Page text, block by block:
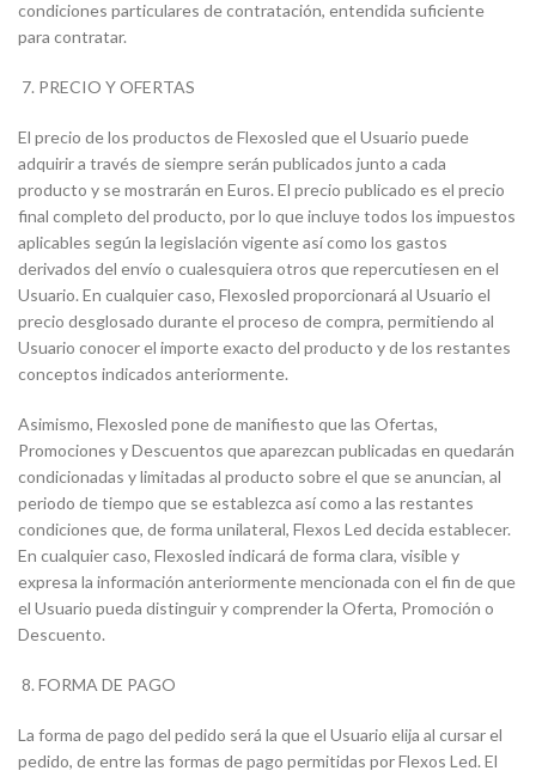
condiciones particulares de contratación, entendida suficiente
para contratar.
PRECIO Y OFERTAS
El precio de los productos de Flexosled que el Usuario puede
adquirir a través de siempre serán publicados junto a cada
producto y se mostrarán en Euros. El precio publicado es el precio
final completo del producto, por lo que incluye todos los impuestos
aplicables según la legislación vigente así como los gastos
derivados del envío o cualesquiera otros que repercutiesen en el
Usuario. En cualquier caso, Flexosled proporcionará al Usuario el
precio desglosado durante el proceso de compra, permitiendo al
Usuario conocer el importe exacto del producto y de los restantes
conceptos indicados anteriormente.
Asimismo, Flexosled pone de manifiesto que las Ofertas,
Promociones y Descuentos que aparezcan publicadas en quedarán
condicionadas y limitadas al producto sobre el que se anuncian, al
periodo de tiempo que se establezca así como a las restantes
condiciones que, de forma unilateral, Flexos Led decida establecer.
En cualquier caso, Flexosled indicará de forma clara, visible y
expresa la información anteriormente mencionada con el fin de que
el Usuario pueda distinguir y comprender la Oferta, Promoción o
Descuento.
FORMA DE PAGO
La forma de pago del pedido será la que el Usuario elija al cursar el
pedido, de entre las formas de pago permitidas por Flexos Led. El